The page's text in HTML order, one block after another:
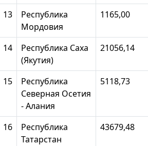
13
Республика
Мордовия
1165,00
14
Республика Саха
(Якутия)
21056,14
15
Республика
Северная Осетия
- Алания
5118,73
16
Республика
Татарстан
43679,48